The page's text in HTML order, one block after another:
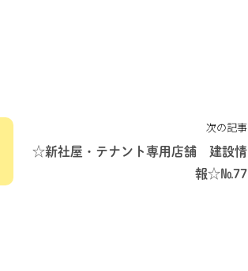
次の記事
☆新社屋・テナント専用店舗 建設情
報☆№77